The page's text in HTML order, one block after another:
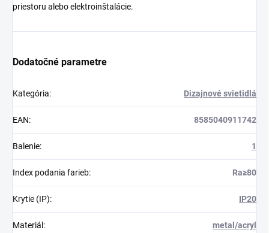
priestoru alebo elektroinštalácie.
Dodatočné parametre
Kategória: Dizajnové svietidlá
EAN: 8585040911742
Balenie: 1
Index podania farieb: Ra≥80
Krytie (IP): IP20
Materiál : metal/acryl